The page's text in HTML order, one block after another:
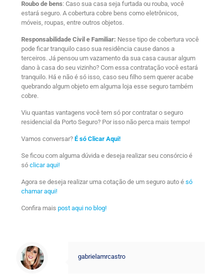
Roubo de bens: Caso sua casa seja furtada ou rouba, você
estará seguro. A cobertura cobre bens como eletrônicos,
móveis, roupas, entre outros objetos.
Responsabilidade Civil e Familiar: Nesse tipo de cobertura você
pode ficar tranquilo caso sua residência cause danos a
terceiros. Já pensou um vazamento da sua casa causar algum
dano à casa do seu vizinho? Com essa contratação você estará
tranquilo. Há e não é só isso, caso seu filho sem querer acabe
quebrando algum objeto em alguma loja esse seguro também
cobre.
Viu quantas vantagens você tem só por contratar o seguro
residencial da Porto Seguro? Por isso não perca mais tempo!
Vamos conversar? É só Clicar Aqui!
Se ficou com alguma dúvida e deseja realizar seu consórcio é
só clicar aqui!
Agora se deseja realizar uma cotação de um seguro auto é só
chamar aqui!
Confira mais post aqui no blog!
gabrielamrcastro